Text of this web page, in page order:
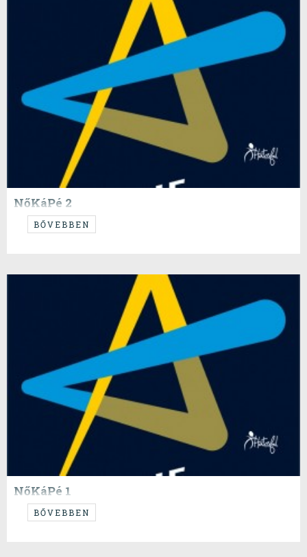
NőKáPé 2
Ismét sikerült úgy kijönni a dolgoknak, hogy a női meccsekről egy szót
sem ejtettünk, ennek ellenére jól megmondjuk a tutit női fronton.
BŐVEBBEN
NőKáPé 1
Az eddig nem szarul kinéző férfi BL után hétvégén belecsapnak a nőink
is, és testületileg úgy döntöttünk a múlt heti közös italfogyasztás után,
BŐVEBBEN